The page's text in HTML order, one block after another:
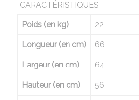
CARACTÉRISTIQUES
Poids (en kg) 22
Longueur (en cm) 66
Largeur (en cm) 64
Hauteur (en cm) 56